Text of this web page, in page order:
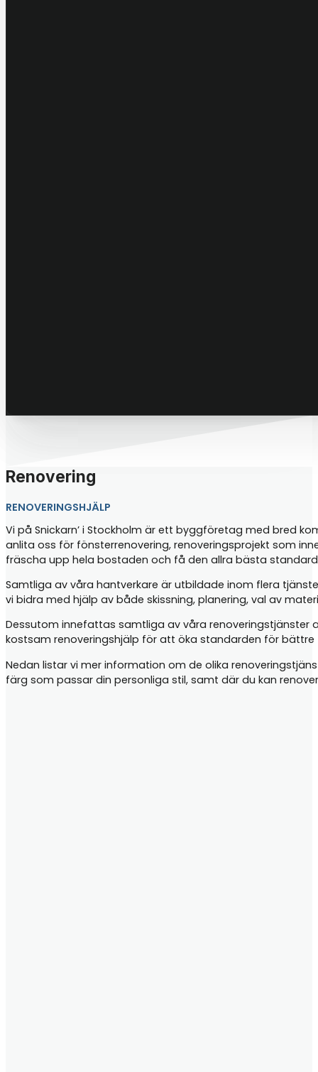
Renovering
RENOVERINGSHJÄLP
Vi på Snickarn’ i Stockholm är ett byggföretag med bred
anlita oss för fönsterrenovering, renoveringsprojekt som
fräscha upp hela bostaden och få den allra bästa
Samtliga av våra hantverkare är utbildade inom flera
vi bidra med hjälp av både skissning, planering, val av
Dessutom innefattas samtliga av våra renoveringstjänster
kostsam renoveringshjälp för att öka standarden för bättre
Nedan listar vi mer information om de olika
färg som passar din personliga stil, samt där du kan